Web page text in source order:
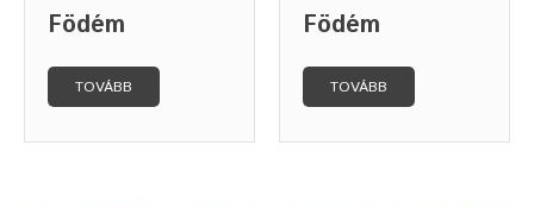
Födém
TOVÁBB
Födém
TOVÁBB